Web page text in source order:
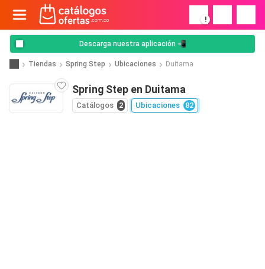
!
Descarga nuestra aplicación 📲
Tiendas Spring Step Ubicaciones Duitama
Spring Step en Duitama
Catálogos 2 Ubicaciones 82